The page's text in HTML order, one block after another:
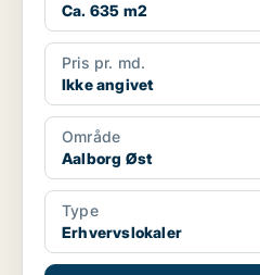
Ca. 635 m2
Pris pr. md.
Ikke angivet
Område
Aalborg Øst
Type
Erhvervslokaler